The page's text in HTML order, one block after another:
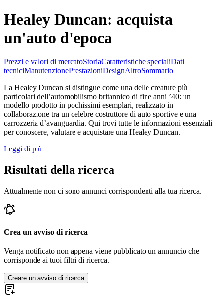
Healey Duncan: acquista
un'auto d'epoca
Prezzi e valori di mercatoStoriaCaratteristiche specialiDati
tecniciManutenzionePrestazioniDesignAltroSommario
La Healey Duncan si distingue come una delle creature più
particolari dell’automobilismo britannico di fine anni ’40: un
modello prodotto in pochissimi esemplari, realizzato in
collaborazione tra un celebre costruttore di auto sportive e una
carrozzeria d’avanguardia. Qui trovi tutte le informazioni essenziali
per conoscere, valutare e acquistare una Healey Duncan.
Leggi di più
Risultati della ricerca
Attualmente non ci sono annunci corrispondenti alla tua ricerca.
Crea un avviso di ricerca
Venga notificato non appena viene pubblicato un annuncio che
corrisponde ai tuoi filtri di ricerca.
Creare un avviso di ricerca